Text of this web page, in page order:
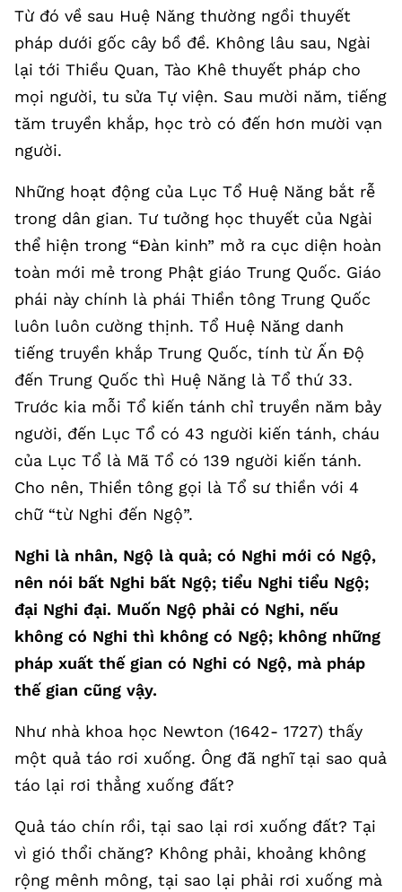
Từ đó về sau Huệ Năng thường ngồi thuyết
pháp dưới gốc cây bồ đề. Không lâu sau, Ngài
lại tới Thiều Quan, Tào Khê thuyết pháp cho
mọi người, tu sửa Tự viện. Sau mười năm, tiếng
tăm truyền khắp, học trò có đến hơn mười vạn
người.
Những hoạt động của Lục Tổ Huệ Năng bắt rễ
trong dân gian. Tư tưởng học thuyết của Ngài
thể hiện trong “Đàn kinh” mở ra cục diện hoàn
toàn mới mẻ trong Phật giáo Trung Quốc. Giáo
phái này chính là phái Thiền tông Trung Quốc
luôn luôn cường thịnh. Tổ Huệ Năng danh
tiếng truyền khắp Trung Quốc, tính từ Ấn Độ
đến Trung Quốc thì Huệ Năng là Tổ thứ 33.
Trước kia mỗi Tổ kiến tánh chỉ truyền năm bảy
người, đến Lục Tổ có 43 người kiến tánh, cháu
của Lục Tổ là Mã Tổ có 139 người kiến tánh.
Cho nên, Thiền tông gọi là Tổ sư thiền với 4
chữ “từ Nghi đến Ngộ”.
Nghi là nhân, Ngộ là quả; có Nghi mới có Ngộ,
nên nói bất Nghi bất Ngộ; tiểu Nghi tiểu Ngộ;
đại Nghi đại. Muốn Ngộ phải có Nghi, nếu
không có Nghi thì không có Ngộ; không những
pháp xuất thế gian có Nghi có Ngộ, mà pháp
thế gian cũng vậy.
Như nhà khoa học Newton (1642- 1727) thấy
một quả táo rơi xuống. Ông đã nghĩ tại sao quả
táo lại rơi thẳng xuống đất?
Quả táo chín rồi, tại sao lại rơi xuống đất? Tại
vì gió thổi chăng? Không phải, khoảng không
rộng mênh mông, tại sao lại phải rơi xuống mà